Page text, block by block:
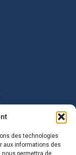
des technologies
aux informations des
permettra de